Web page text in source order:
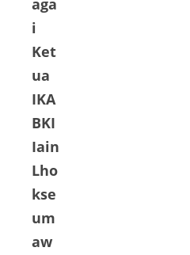
aga
i
Ket
ua
IKA
BKI
Iain
Lho
kse
um
aw